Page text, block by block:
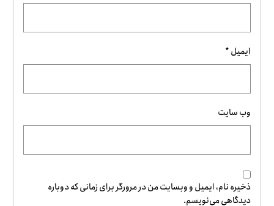
ایمیل*
وب‌ سایت
ذخیره نام، ایمیل و وبسایت من در مرورگر برای زمانی که دوباره
دیدگاهی می‌نویسم.